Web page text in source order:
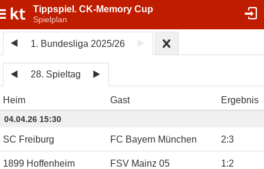
Tippspiel. CK-Memory Cup
Spielplan
1. Bundesliga 2025/26
28. Spieltag
Heim Gast Ergebnis
04.04.26 15:30
SC Freiburg FC Bayern München 2:3
1899 Hoffenheim FSV Mainz 05 1:2